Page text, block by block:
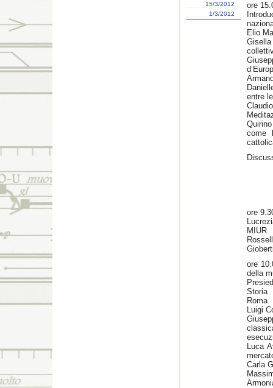
15/3/2012
1/3/2012
ore
Elio
entre
come
ore
MIUR
ore
della
Storia
Roma
Luigi
Luca
Carla